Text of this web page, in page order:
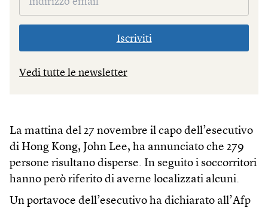
Iscriviti
Vedi tutte le newsletter
La mattina del 27 novembre il capo dell’esecutivo
di Hong Kong, John Lee, ha annunciato che 279
persone risultano disperse. In seguito i soccorritori
hanno però riferito di averne localizzati alcuni.
Un portavoce dell’esecutivo ha dichiarato all’Afp